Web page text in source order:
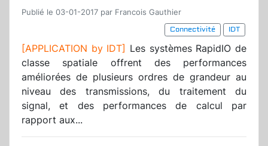
Publié le 03-01-2017 par Francois Gauthier
Connectivité
IDT
[APPLICATION by IDT] Les systèmes RapidIO de
classe spatiale offrent des performances
améliorées de plusieurs ordres de grandeur au
niveau des transmissions, du traitement du
signal, et des performances de calcul par
rapport aux...